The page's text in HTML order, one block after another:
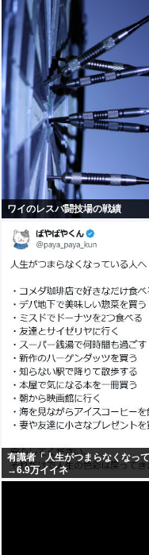
ワイのレスバ闘技場の戦績
有識者「人生がつまらなくなっ
→6.9万イイネ